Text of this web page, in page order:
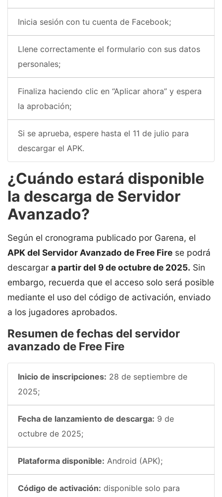
Inicia sesión con tu cuenta de Facebook;
Llene correctamente el formulario con sus datos
personales;
Finaliza haciendo clic en “Aplicar ahora” y espera
la aprobación;
Si se aprueba, espere hasta el 11 de julio para
descargar el APK.
¿Cuándo estará disponible
la descarga de Servidor
Avanzado?
Según el cronograma publicado por Garena, el
APK del Servidor Avanzado de Free Fire se podrá
descargar a partir del 9 de octubre de 2025. Sin
embargo, recuerda que el acceso solo será posible
mediante el uso del código de activación, enviado
a los jugadores aprobados.
Resumen de fechas del servidor
avanzado de Free Fire
Inicio de inscripciones: 28 de septiembre de
2025;
Fecha de lanzamiento de descarga: 9 de
octubre de 2025;
Plataforma disponible: Android (APK);
Código de activación: disponible solo para